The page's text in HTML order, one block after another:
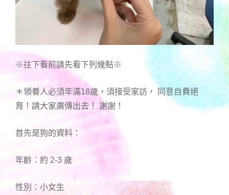
※往下看前請先看下列幾點※
＊領養人必須年滿18歲，須接受家訪， 同意自費絕
育！請大家廣傳出去！ 謝謝！
首先是狗的資料：
年齡：約 2-3 歲
性別：小女生